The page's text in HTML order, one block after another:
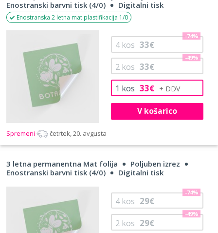
Enostranski barvni tisk (4/0)
Digitalni tisk
Enostranska 2 letna mat plastifikacija 1/0
1 kos 33€
2kos 33€
-49%
4kos 33€
-74%
V košarico
Spremeni četrtek, 20. avgusta
3 letna permanentna Mat folija
Poljuben izrez
Enostranski barvni tisk (4/0)
Digitalni tisk
2kos 29€
-49%
4kos 29€
-74%